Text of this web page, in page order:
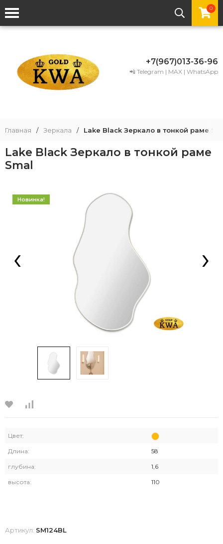
0
+7(967)013-36-96
📲 Telegram | MAX | WhatsApp
Главная / Зеркала / Lake Black Зеркало в тонкой раме
Lake Black Зеркало в тонкой раме
Smal
Новинка!
‹ ›
Цвет:
Длина: 58
глубина: 1,6
высота: 110
Артикул: SM124BL